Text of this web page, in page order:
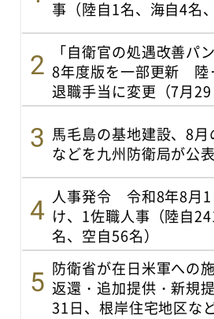
事（陸自1名、海自4名
「自衛官の処遇改善パ
8年度版を一部更新 陸
退職手当に変更（7月29
馬毛島の基地建設、8
などを九州防衛局が公
人事発令 令和8年8月1
け、1佐職人事（陸自
名、空自56名）
防衛省が在日米軍への
返還・追加提供・新規
31日、根岸住宅地区な